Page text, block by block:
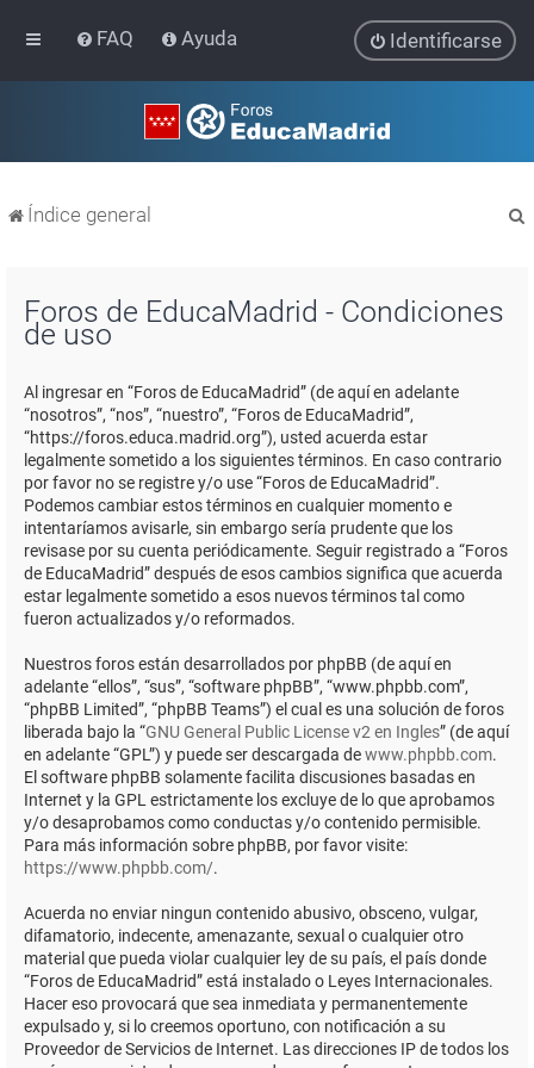
FAQ Ayuda Identificarse
Índice general
Foros de EducaMadrid - Condiciones
de uso
Al ingresar en “Foros de EducaMadrid” (de aquí en adelante
“nosotros”, “nos”, “nuestro”, “Foros de EducaMadrid”,
“https://foros.educa.madrid.org”), usted acuerda estar
legalmente sometido a los siguientes términos. En caso contrario
por favor no se registre y/o use “Foros de EducaMadrid”.
Podemos cambiar estos términos en cualquier momento e
intentaríamos avisarle, sin embargo sería prudente que los
revisase por su cuenta periódicamente. Seguir registrado a “Foros
de EducaMadrid” después de esos cambios significa que acuerda
estar legalmente sometido a esos nuevos términos tal como
fueron actualizados y/o reformados.
Nuestros foros están desarrollados por phpBB (de aquí en
adelante “ellos”, “sus”, “software phpBB”, “www.phpbb.com”,
“phpBB Limited”, “phpBB Teams”) el cual es una solución de foros
liberada bajo la “GNU General Public License v2 en Ingles” (de aquí
en adelante “GPL”) y puede ser descargada dewww.phpbb.com.
El software phpBB solamente facilita discusiones basadas en
Internet y la GPL estrictamente los excluye de lo que aprobamos
y/o desaprobamos como conductas y/o contenido permisible.
Para más información sobre phpBB, por favor visite:
https://www.phpbb.com/.
Acuerda no enviar ningun contenido abusivo, obsceno, vulgar,
difamatorio, indecente, amenazante, sexual o cualquier otro
material que pueda violar cualquier ley de su país, el país donde
“Foros de EducaMadrid” está instalado o Leyes Internacionales.
Hacer eso provocará que sea inmediata y permanentemente
expulsado y, si lo creemos oportuno, con notificación a su
Proveedor de Servicios de Internet. Las direcciones IP de todos los